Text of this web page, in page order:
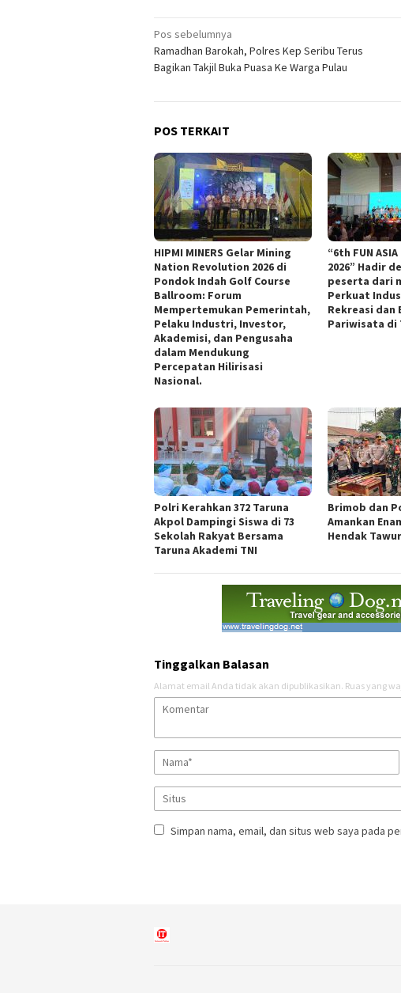
Navigasi
pos
Pos sebelumnya
Ramadhan Barokah, Polres Kep Seribu Terus
Bagikan Takjil Buka Puasa Ke Warga Pulau
POS TERKAIT
HIPMI MINERS Gelar Mining
Nation Revolution 2026 di
Pondok Indah Golf Course
Ballroom: Forum
Mempertemukan Pemerintah,
Pelaku Industri, Investor,
Akademisi, dan Pengusaha
dalam Mendukung
Percepatan Hilirisasi
Nasional.
“6th FUN
2026” Hadir
peserta dari
Perkuat
Rekreasi dan
Pariwisata di
Polri Kerahkan 372 Taruna
Akpol Dampingi Siswa di 73
Sekolah Rakyat Bersama
Taruna Akademi TNI
Brimob dan
Amankan
Hendak
Tinggalkan Balasan
Alamat email Anda tidak akan dipublikasikan. Ruas yang
Simpan nama, email, dan situs web saya pada